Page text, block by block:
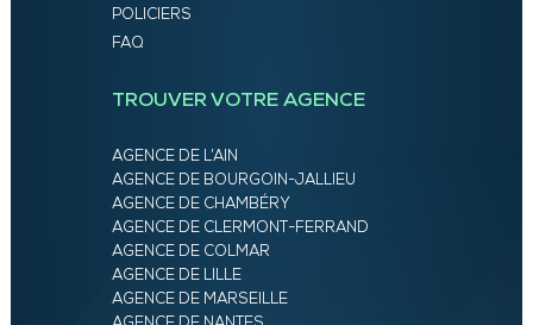
POLICIERS
FAQ
TROUVER VOTRE AGENCE
AGENCE DE L’AIN
AGENCE DE BOURGOIN-JALLIEU
AGENCE DE CHAMBÉRY
AGENCE DE CLERMONT-FERRAND
AGENCE DE COLMAR
AGENCE DE LILLE
AGENCE DE MARSEILLE